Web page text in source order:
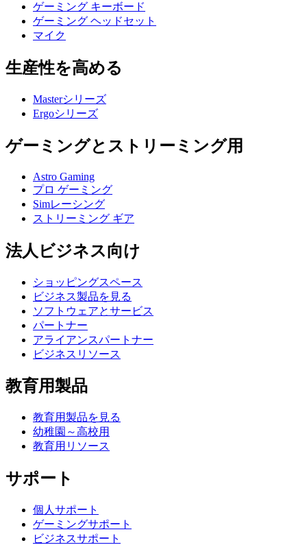
ゲーミング キーボード
ゲーミング ヘッドセット
マイク
生産性を高める
Masterシリーズ
Ergoシリーズ
ゲーミングとストリーミング用
Astro Gaming
プロ ゲーミング
Simレーシング
ストリーミング ギア
法人ビジネス向け
ショッピングスペース
ビジネス製品を見る
ソフトウェアとサービス
パートナー
アライアンスパートナー
ビジネスリソース
教育用製品
教育用製品を見る
幼稚園～高校用
教育用リソース
サポート
個人サポート
ゲーミングサポート
ビジネスサポート